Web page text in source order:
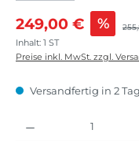
249,00 € %
Inhalt: 1 ST
Preise inkl. MwSt. zzgl.
Versandfertig in 2